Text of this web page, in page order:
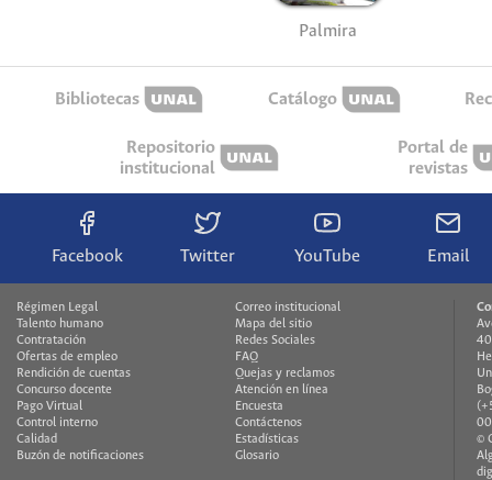
Palmira
Bibliotecas Catálogo
Repositorio
institucional
Portal de
revistas
Facebook Twitter YouTube Email
Régimen Legal
Talento humano
Contratación
Ofertas de empleo
Rendición de cuentas
Concurso docente
Pago Virtual
Control interno
Calidad
Buzón de notificaciones
Correo institucional
Mapa del sitio
Redes Sociales
FAQ
Quejas y reclamos
Atención en línea
Encuesta
Contáctenos
Estadísticas
Glosario
©